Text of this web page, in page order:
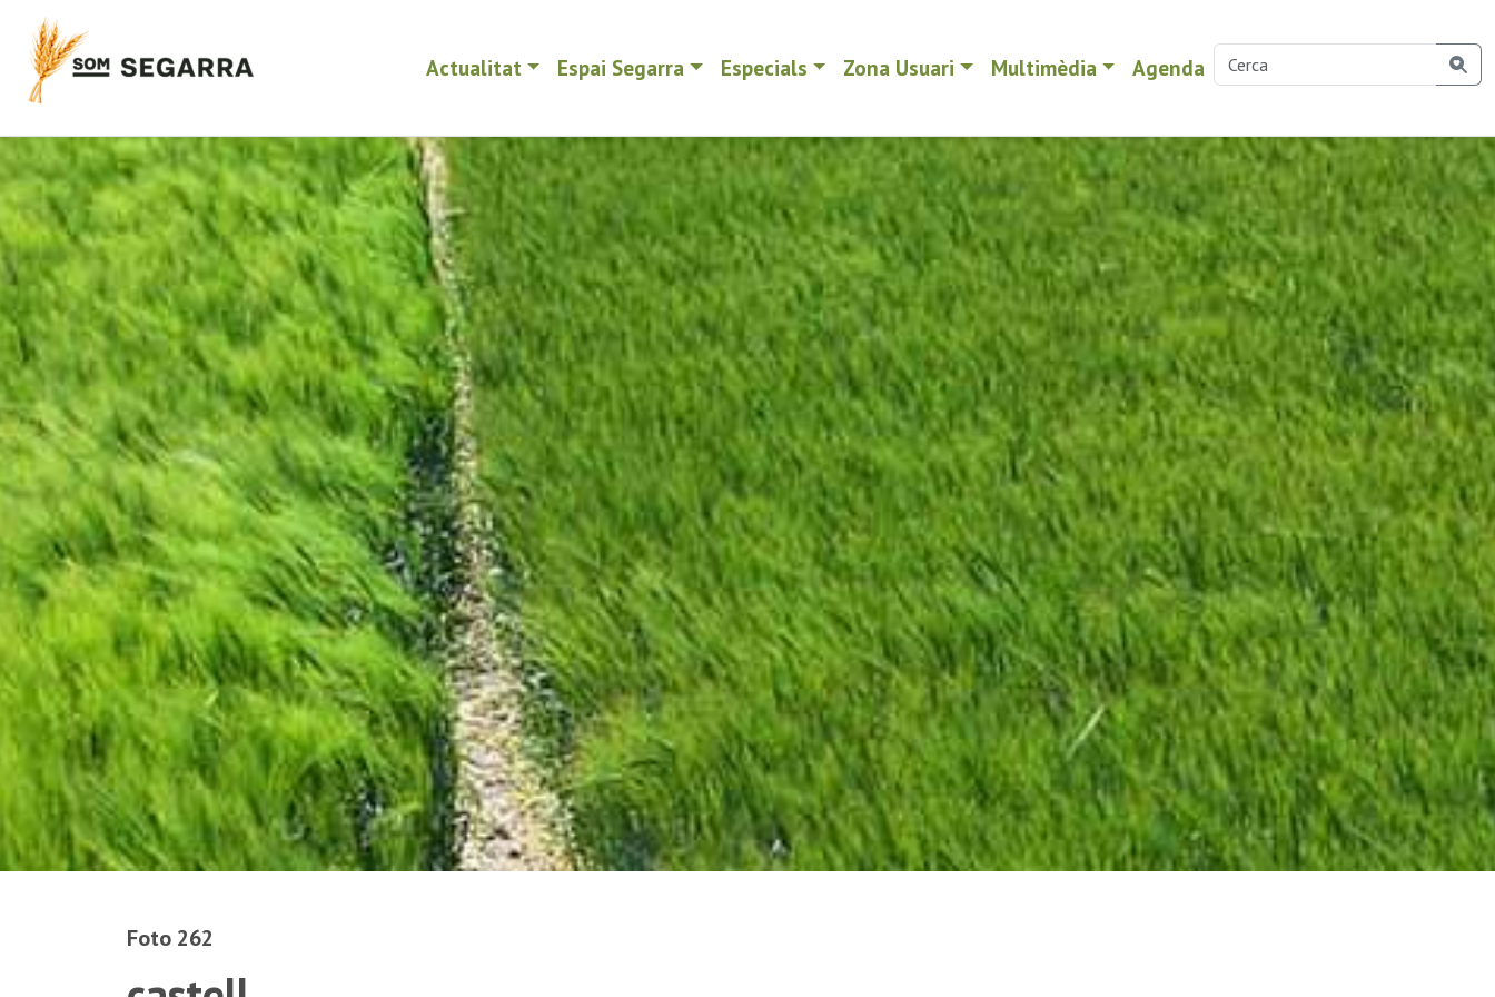
Actualitat Espai Segarra Especials Zona Usuari Multimèdia Agenda
Foto 262